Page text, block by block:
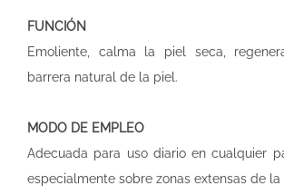
FUNCIÓN
Emoliente, calma la piel seca,
barrera natural de la piel.
MODO DE EMPLEO
Adecuada para uso diario en cualquier
especialmente sobre zonas extensas de la